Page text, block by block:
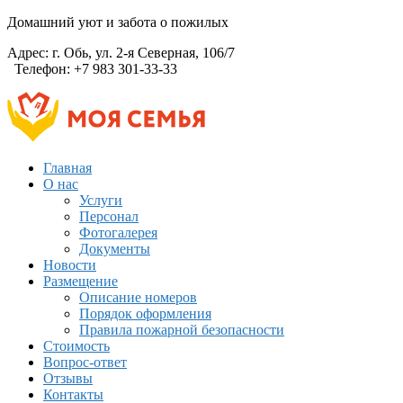
Домашний уют и забота о пожилых
Адрес: г. Обь, ул. 2-я Северная, 106/7
Телефон: +7 983 301-33-33
Главная
О нас
Услуги
Персонал
Фотогалерея
Документы
Новости
Размещение
Описание номеров
Порядок оформления
Правила пожарной безопасности
Стоимость
Вопрос-ответ
Отзывы
Контакты